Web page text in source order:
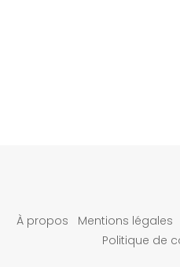
À propos Mentions légales
Politique de